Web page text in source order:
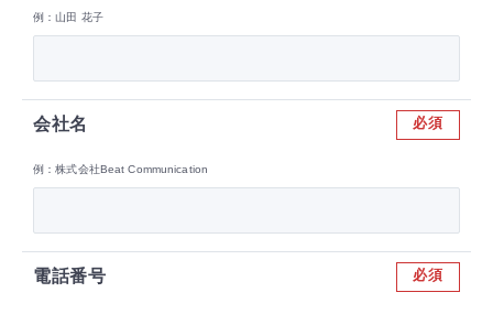
例：山田 花子
会社名 必須
例：株式会社Beat Communication
電話番号 必須